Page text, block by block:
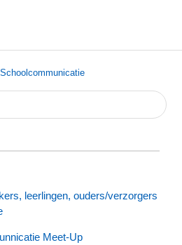
Schoolcommunicatie
leerlingen, ouders/verzorgers
Meet-Up